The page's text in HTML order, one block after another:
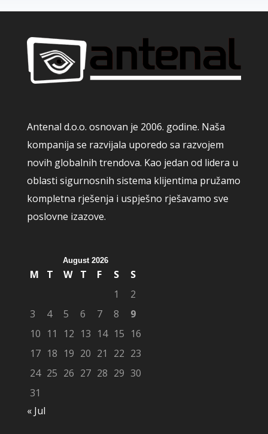
Antenal d.o.o. osnovan je 2006. godine. Naša
kompanija se razvijala uporedo sa razvojem
novih globalnih trendova. Kao jedan od lidera u
oblasti sigurnosnih sistema klijentima pružamo
kompletna rješenja i uspješno rješavamo sve
poslovne izazove.
August 2026
M T W T F S
S
1
2
3
4 5 6 7 8
9
10 11 12 13 14 15 16
17 18 19 20 21 22 23
24 25 26 27 28 29 30
31
« Jul